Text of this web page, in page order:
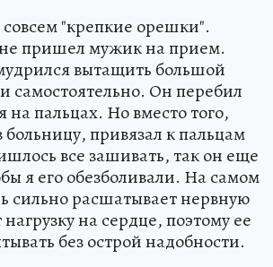
"крепкие орешки".
пришел мужик на прием.
вытащить большой
самостоятельно. Он перебил
пальцах. Но вместо того,
больницу, привязал к пальцам
все зашивать, так он еще
я его обезболивали. На самом
сильно расшатывает нервную
на сердце, поэтому ее
без острой надобности.